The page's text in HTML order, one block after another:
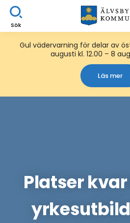
Sök
Gul vädervarning för delar av
augusti kl. 12.00 – 8
Läs mer
Platser